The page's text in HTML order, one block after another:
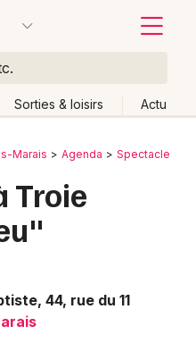
Sorties & loisirs Actu
Marais Agenda Spectacles
Troie
44, rue du 11
de moi Changer de lieu